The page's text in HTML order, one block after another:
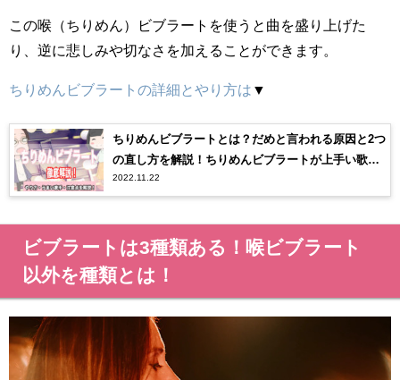
この喉（ちりめん）ビブラートを使うと曲を盛り上げた
り、逆に悲しみや切なさを加えることができます。
ちりめんビブラートの詳細とやり方は ▼
ちりめんビブラートとは？だめと言われる原因と2つ
の直し方を解説！ちりめんビブラートが上手い歌手
も！
2022.11.22
ビブラートは3種類ある！喉ビブラート
以外を種類とは！